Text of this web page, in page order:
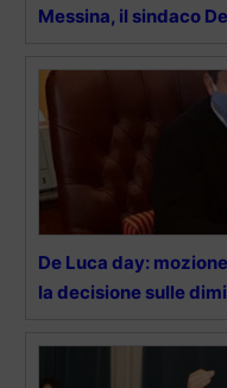
Messina, il sindaco
De Luca day:
la decisione sulle